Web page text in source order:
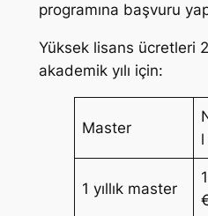
programına başvuru
Yüksek lisans ücretleri
akademik yılı için:
Master
1 yıllık master